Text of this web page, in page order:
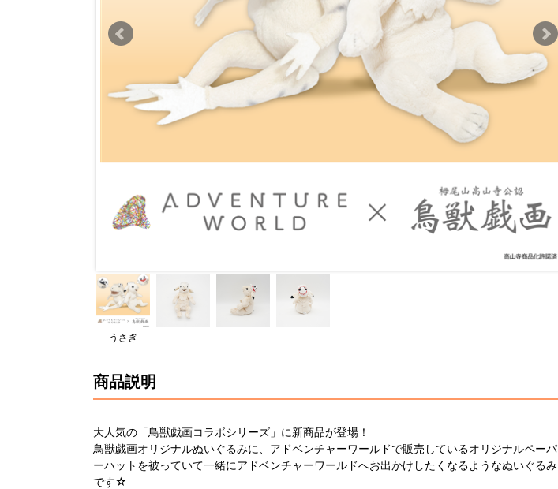
うさぎ
商品説明
大人気の「鳥獣戯画コラボシリーズ」に新商品が登場！
鳥獣戯画オリジナルぬいぐるみに、アドベンチャーワールドで販売しているオリジナルペーパ
ーハットを被っていて一緒にアドベンチャーワールドへお出かけしたくなるようなぬいぐるみ
です☆